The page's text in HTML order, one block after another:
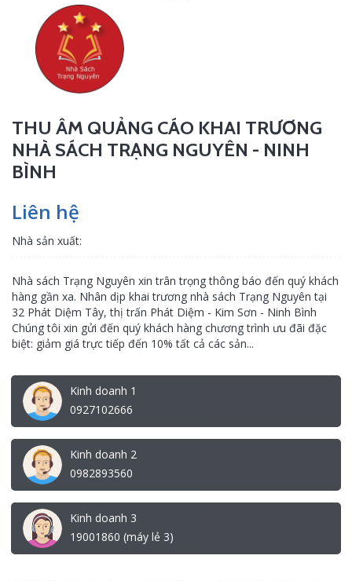
THU ÂM QUẢNG CÁO KHAI TRƯƠNG
NHÀ SÁCH TRẠNG NGUYÊN - NINH
BÌNH
Liên hệ
Nhà sản xuất:
Nhà sách Trạng Nguyên xin trân trọng thông báo đến quý khách
hàng gần xa. Nhân dịp khai trương nhà sách Trạng Nguyên tại
32 Phát Diệm Tây, thị trấn Phát Diệm - Kim Sơn - Ninh Bình
Chúng tôi xin gửi đến quý khách hàng chương trình ưu đãi đặc
biệt: giảm giá trực tiếp đến 10% tất cả các sản...
Kinh doanh 1
0927102666
Kinh doanh 2
0982893560
Kinh doanh 3
19001860 (máy lẻ 3)